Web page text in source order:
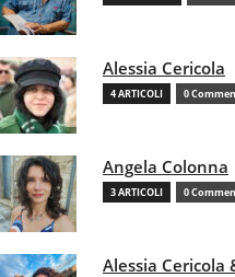
Alessia Cericola
4 ARTICOLI 0
Angela Colonna
3 ARTICOLI 0
Alessia Cericola